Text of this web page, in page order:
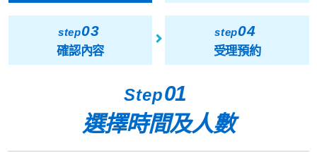
step03
確認內容
step04
受理預約
Step01
選擇時間及人數